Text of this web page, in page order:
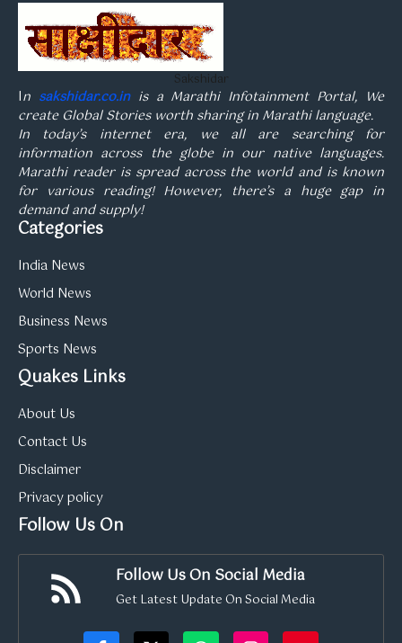
Sakshidar
In sakshidar.co.inis a Marathi Infotainment Portal, We
create Global Stories worth sharing in Marathi language.
In today’s internet era, we all are searching for
information across the globe in our native languages.
Marathi reader is spread across the world and is known
for various reading! However, there’s a huge gap in
demand and supply!
Categories
India News
World News
Business News
Sports News
Quakes Links
About Us
Contact Us
Disclaimer
Privacy policy
Follow Us On
Follow Us On Social Media
Get Latest Update On Social Media